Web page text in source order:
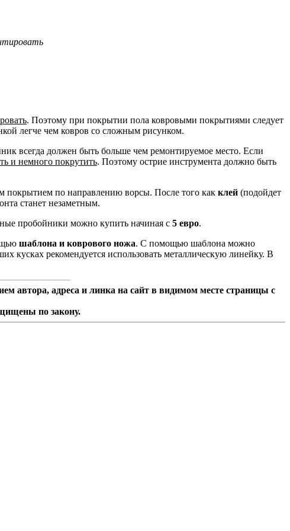
. Поэтому при покрытии пола ковровыми покрытиями следует
легче чем ковров со сложным рисунком.
всегда должен быть больше чем ремонтируемое место. Если
и немного покрутить. Поэтому острие инструмента должно быть
покрытием по направлению ворсы. После того как клей (подойдет
станет незаметным.
пробойники можно купить начиная с 5 евро.
шаблона и коврового ножа. С помощью шаблона можно
кусках рекомендуется использовать металлическую линейку. В
автора, адреса и линка на сайт в видимом месте страницы с
по закону.